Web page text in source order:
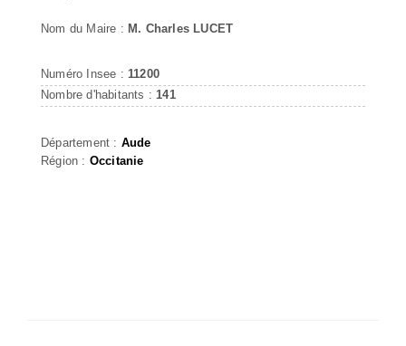
Nom du Maire : M. Charles LUCET
Numéro Insee : 11200
Nombre d'habitants : 141
Département : Aude
Région : Occitanie